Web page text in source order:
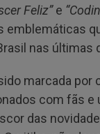
Feliz”e
emblemáticas
nas últimas
marcada por
com fãs e
das